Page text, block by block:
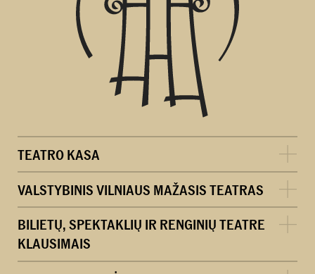
TEATRO KASA
VALSTYBINIS VILNIAUS MAŽASIS TEATRAS
BILIETŲ, SPEKTAKLIŲ IR RENGINIŲ TEATRE
KLAUSIMAIS